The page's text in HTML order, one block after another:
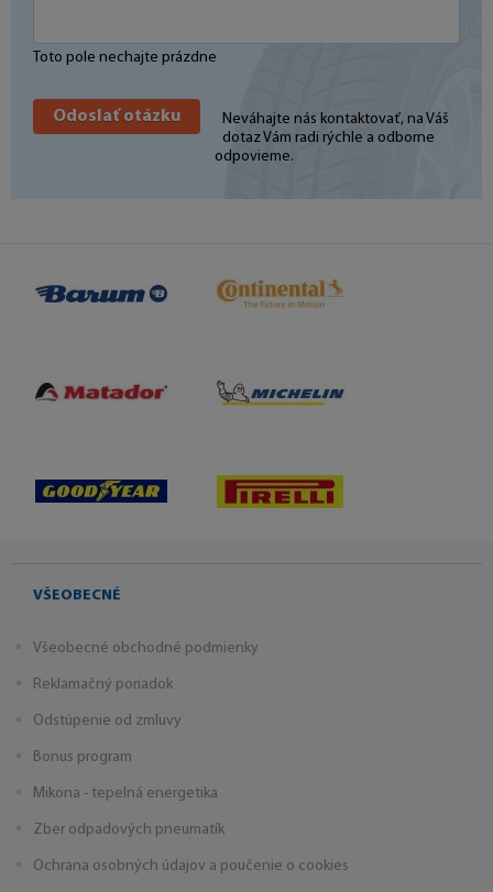
Toto pole nechajte prázdne
Neváhajte nás kontaktovať, na Váš
dotaz Vám radi rýchle a odborne
odpovieme.
VŠEOBECNÉ
Všeobecné obchodné podmienky
Reklamačný poriadok
Odstúpenie od zmluvy
Bonus program
Mikona - tepelná energetika
Zber odpadových pneumatík
Ochrana osobných údajov a poučenie o cookies